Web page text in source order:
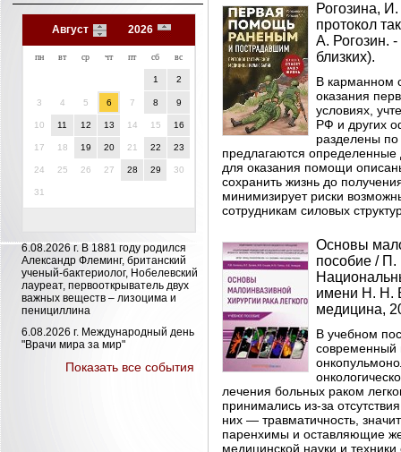
Август 2026
пн вт ср чт пт сб вс
1 2
3 4 5 6 7 8 9
10 11 12 13 14 15 16
17 18 19 20 21 22 23
24 25 26 27 28 29 30
31
6.08.2026 г. В 1881 году родился
Александр Флеминг, британский
ученый-бактериолог, Нобелевский
лауреат, первооткрыватель двух
важных веществ – лизоцима и
пенициллина
6.08.2026 г. Международный день
"Врачи мира за мир"
Показать все события
Рогозина,
протокол
А. Рогозин.
близких).
В карманном
оказания
условиях,
РФ и других
разделены по
предлагаются определенные
для оказания помощи
сохранить жизнь до
минимизирует риски
сотрудникам силовых
Основы
пособие /
имени Н. Н.
медицина,
В учебном
современный
лечения больных раком
принимались из-за
них — травматичность,
паренхимы и оставляющие
медицинской науки и